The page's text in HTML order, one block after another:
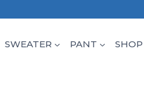
SWEATER PANT SHOP